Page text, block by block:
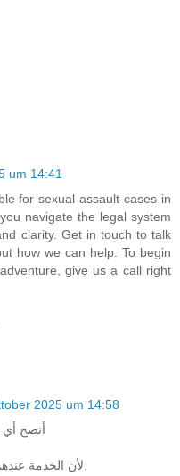
um 14:41
for sexual assault cases in
navigate the legal system
clarity. Get in touch to talk
how we can help. To begin
give us a call right
2025 um 14:58
أنصح أي